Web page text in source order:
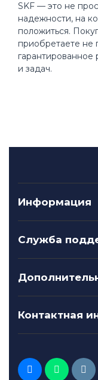
SKF — это не
надежности, на
положиться.
приобретаете не
и задач.
Информация
Служба
Контактная